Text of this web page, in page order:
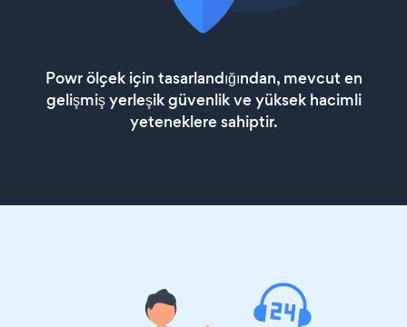
Powr ölçek için tasarlandığından, mevcut en
gelişmiş yerleşik güvenlik ve yüksek hacimli
yeteneklere sahiptir.